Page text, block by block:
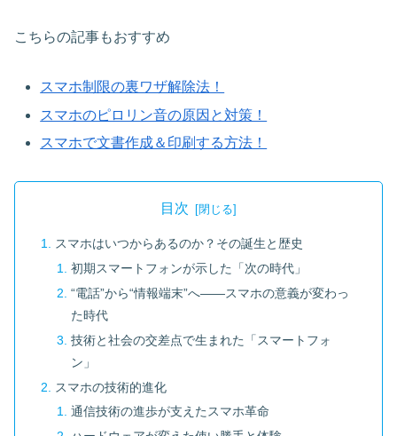
こちらの記事もおすすめ
スマホ制限の裏ワザ解除法！
スマホのピロリン音の原因と対策！
スマホで文書作成＆印刷する方法！
目次
スマホはいつからあるのか？その誕生と歴史
初期スマートフォンが示した「次の時代」
“電話”から“情報端末”へ——スマホの意義が変わっ
た時代
技術と社会の交差点で生まれた「スマートフォ
ン」
スマホの技術的進化
通信技術の進歩が支えたスマホ革命